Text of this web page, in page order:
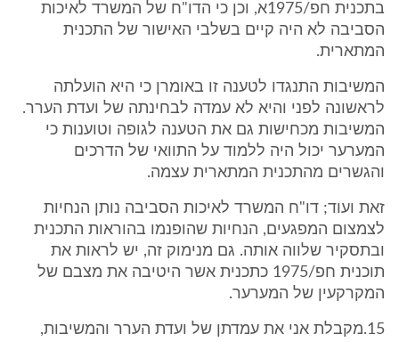
בתכנית חפ/1975א, וכן כי הדו"ח של המשרד לאיכות
הסביבה לא היה קיים בשלבי האישור של התכנית
המתארית.
המשיבות התנגדו לטענה זו באומרן כי היא הועלתה
לראשונה לפני והיא לא עמדה לבחינתה של ועדת הערר.
המשיבות מכחישות גם את הטענה לגופה וטוענות כי
המערער יכול היה ללמוד על התוואי של הדרכים
והגשרים מהתכנית המתארית עצמה.
זאת ועוד; דו"ח המשרד לאיכות הסביבה נותן הנחיות
לצמצום המפגעים, הנחיות שהופנמו בהוראות התכנית
ובתסקיר שלווה אותה. גם מנימוק זה, יש לראות את
תוכנית חפ/1975 כתכנית אשר היטיבה את מצבם של
המקרקעין של המערער.
15.מקבלת אני את עמדתן של ועדת הערר והמשיבות,